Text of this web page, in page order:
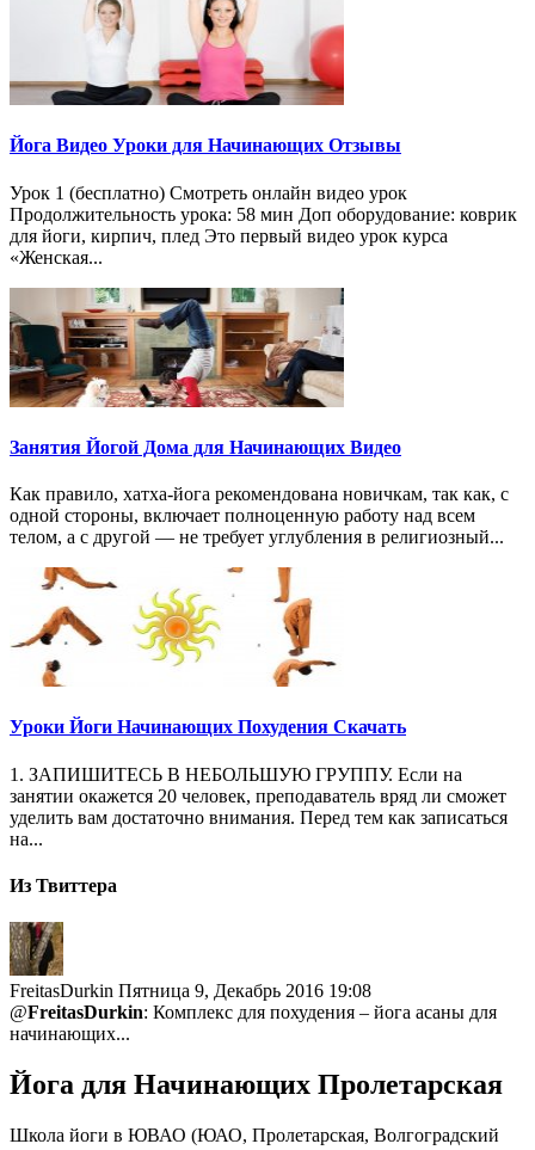
Йога Видео Уроки для Начинающих Отзывы
Урок 1 (бесплатно) Смотреть онлайн видео урок
Продолжительность урока: 58 мин Доп оборудование: коврик
для йоги, кирпич, плед Это первый видео урок курса
«Женская...
Занятия Йогой Дома для Начинающих Видео
Как правило, хатха-йога рекомендована новичкам, так как, с
одной стороны, включает полноценную работу над всем
телом, а с другой — не требует углубления в религиозный...
Уроки Йоги Начинающих Похудения Скачать
1. ЗАПИШИТЕСЬ В НЕБОЛЬШУЮ ГРУППУ. Если на
занятии окажется 20 человек, преподаватель вряд ли сможет
уделить вам достаточно внимания. Перед тем как записаться
на...
Из Твиттера
FreitasDurkin Пятница 9, Декабрь 2016 19:08
@FreitasDurkin: Комплекс для похудения – йога асаны для
начинающих...
Йога для Начинающих Пролетарская
Школа йоги в ЮВАО (ЮАО, Пролетарская, Волгоградский